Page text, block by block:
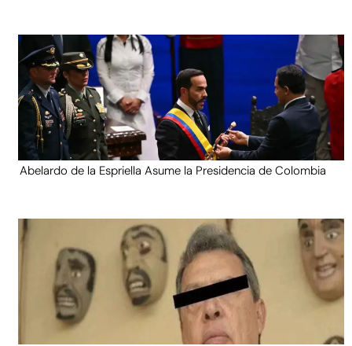
Abelardo de la Espriella Asume la Presidencia de Colombia